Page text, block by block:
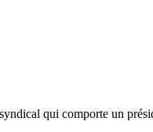
qui comporte un